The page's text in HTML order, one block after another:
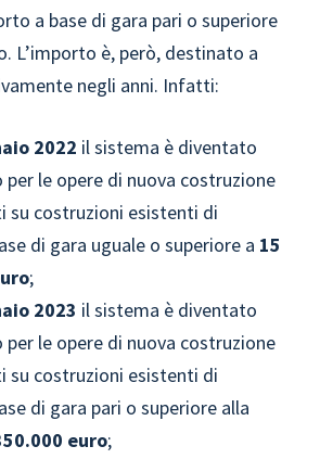
a base di gara pari o superiore
L’importo è, però, destinato a
negli anni. Infatti:
2022 il sistema è diventato
le opere di nuova costruzione
su costruzioni esistenti di
di gara uguale o superiore a 15
;
2023 il sistema è diventato
le opere di nuova costruzione
su costruzioni esistenti di
di gara pari o superiore alla
euro;